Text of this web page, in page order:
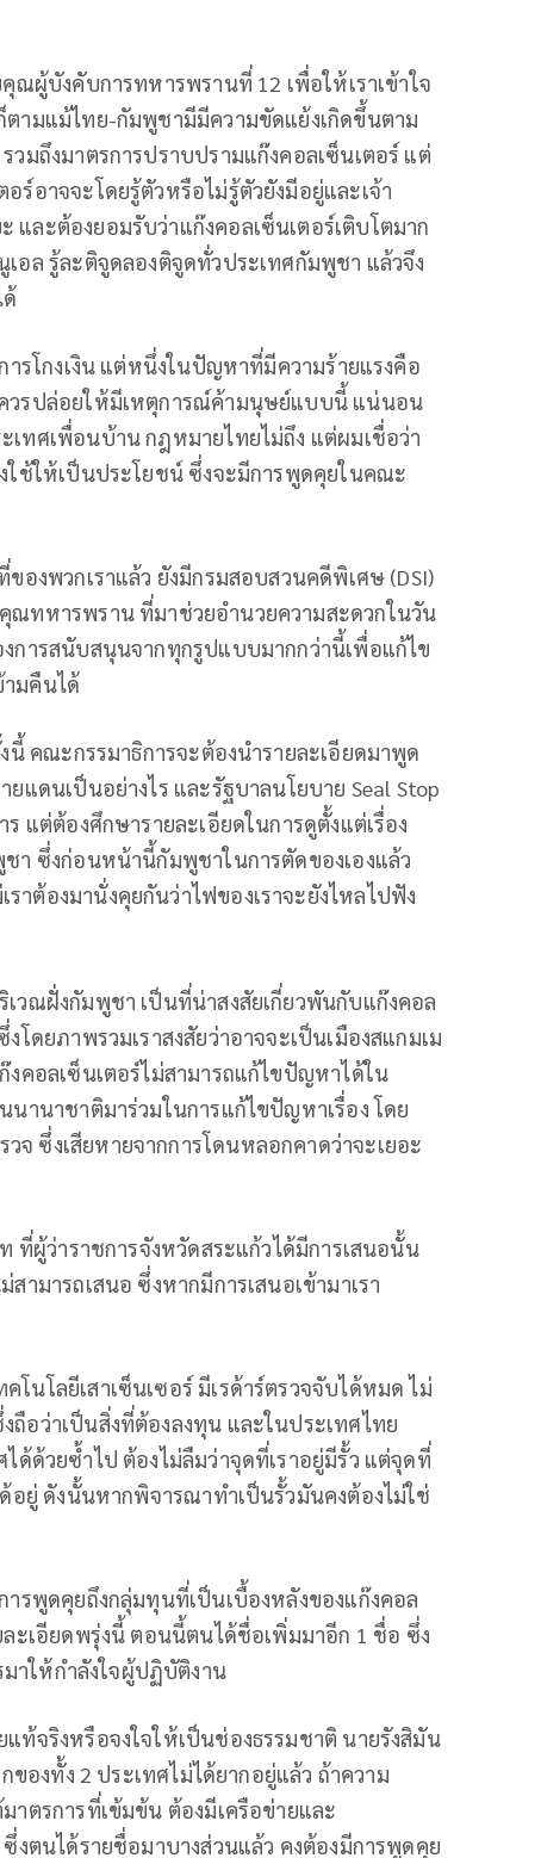
ผู้บังคับการทหารพรานที่ 12 เพื่อให้เราเข้าใจ
ามแม้ไทย-กัมพูชามีมีความขัดแย้งเกิดขึ้นตาม
มถึงมาตรการปราบปรามแก๊งคอลเซ็นเตอร์ แต่
ร์อาจจะโดยรู้ตัวหรือไม่รู้ตัวยังมีอยู่และเจ้า
และต้องยอมรับว่าแก๊งคอลเซ็นเตอร์เติบโตมาก
อล รู้ละติจูดลองติจูดทั่วประเทศกัมพูชา แล้วจึง
ารโกงเงิน แต่หนึ่งในปัญหาที่มีความร้ายแรงคือ
วรปล่อยให้มีเหตุการณ์ค้ามนุษย์แบบนี้ แน่นอน
เทศเพื่อนบ้าน กฎหมายไทยไม่ถึง แต่ผมเชื่อว่า
ใช้ให้เป็นประโยชน์ ซึ่งจะมีการพูดคุยในคณะ
องพวกเราแล้ว ยังมีกรมสอบสวนคดีพิเศษ (DSI)
ณทหารพราน ที่มาช่วยอำนวยความสะดวกในวัน
การสนับสนุนจากทุกรูปแบบมากกว่านี้เพื่อแก้ไข
มคืนได้
คณะกรรมาธิการจะต้องนำรายละเอียดมาพูด
แดนเป็นอย่างไร และรัฐบาลนโยบาย Seal Stop
แต่ต้องศึกษารายละเอียดในการดูตั้งแต่เรื่อง
า ซึ่งก่อนหน้านี้กัมพูชาในการตัดของเองแล้ว
ต้องมานั่งคุยกันว่าไฟของเราจะยังไหลไปฟัง
วณฝั่งกัมพูชา เป็นที่น่าสงสัยเกี่ยวพันกับแก๊งคอล
ดยภาพรวมเราสงสัยว่าอาจจะเป็นเมืองสแกมเม
คอลเซ็นเตอร์ไม่สามารถแก้ไขปัญหาได้ใน
านาชาติมาร่วมในการแก้ไขปัญหาเรื่อง โดย
ซึ่งเสียหายจากการโดนหลอกคาดว่าจะเยอะ
ที่ผู้ว่าราชการจังหวัดสระแก้วได้มีการเสนอนั้น
มารถเสนอ ซึ่งหากมีการเสนอเข้ามาเรา
นโลยีเสาเซ็นเซอร์ มีเรด้าร์ตรวจจับได้หมด ไม่
อว่าเป็นสิ่งที่ต้องลงทุน และในประเทศไทย
ด้ด้วยซ้ำไป ต้องไม่ลืมว่าจุดที่เราอยู่มีรั้ว แต่จุดที่
อยู่ ดังนั้นหากพิจารณาทำเป็นรั้วมันคงต้องไม่ใช่
รพูดคุยถึงกลุ่มทุนที่เป็นเบื้องหลังของแก๊งคอล
ละเอียดพรุ่งนี้ ตอนนี้ตนได้ชื่อเพิ่มมาอีก 1 ชื่อ ซึ่ง
าให้กำลังใจผู้ปฏิบัติงาน
ท้จริงหรือจงใจให้เป็นช่องธรรมชาติ นายรังสิมัน
ของทั้ง 2 ประเทศไม่ได้ยากอยู่แล้ว ถ้าความ
าตรการที่เข้มข้น ต้องมีเครือข่ายและ
งตนได้รายชื่อมาบางส่วนแล้ว คงต้องมีการพูดคุย